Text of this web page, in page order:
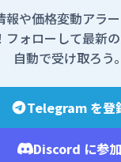
報や価格変動アラ
フォローして最新
自動で受け取ろう。
Telegram を登
Discord に参加